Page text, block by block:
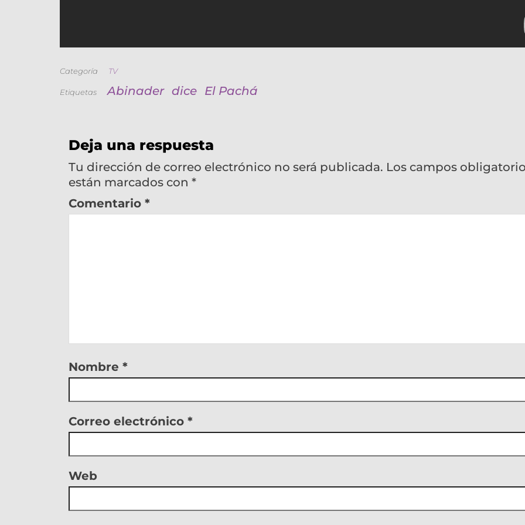
Categoría TV
Etiquetas Abinader dice El Pachá
Deja una respuesta
Tu dirección de correo electrónico no será publicada. Los campos
están marcados con *
Comentario *
Nombre *
Correo electrónico *
Web